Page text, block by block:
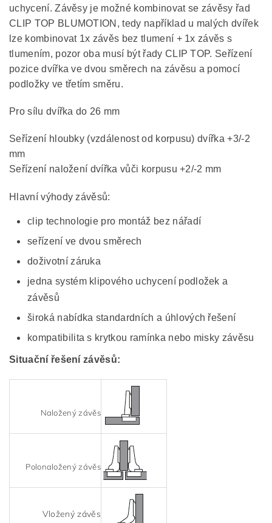
uchycení. Závěsy je možné kombinovat se závěsy řad
CLIP TOP BLUMOTION, tedy například u malých dvířek
lze kombinovat 1x závěs bez tlumení + 1x závěs s
tlumením, pozor oba musí být řady CLIP TOP. Seřízení
pozice dvířka ve dvou směrech na závěsu a pomocí
podložky ve třetím směru.
Pro sílu dvířka do 26 mm
Seřízení hloubky (vzdálenost od korpusu) dvířka +3/-2
mm
Seřízení naložení dvířka vůči korpusu +2/-2 mm
Hlavní výhody závěsů:
clip technologie pro montáž bez nářadí
seřízení ve dvou směrech
doživotní záruka
jedna systém klipového uchycení podložek a
závěsů
široká nabídka standardních a úhlových řešení
kompatibilita s krytkou ramínka nebo misky závěsu
Situační řešení závěsů:
Naložený závěs
Polonaložený závěs
Vložený závěs